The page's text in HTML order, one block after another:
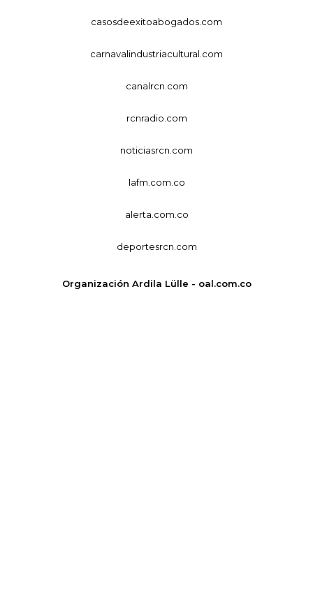
casosdeexitoabogados.com
carnavalindustriacultural.com
canalrcn.com
rcnradio.com
noticiasrcn.com
lafm.com.co
alerta.com.co
deportesrcn.com
Organización Ardila Lülle - oal.com.co